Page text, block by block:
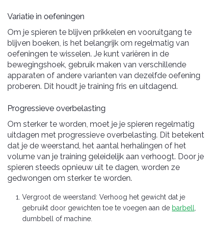
Variatie in oefeningen
Om je spieren te blijven prikkelen en vooruitgang te
blijven boeken, is het belangrijk om regelmatig van
oefeningen te wisselen. Je kunt variëren in de
bewegingshoek, gebruik maken van verschillende
apparaten of andere varianten van dezelfde oefening
proberen. Dit houdt je training fris en uitdagend.
Progressieve overbelasting
Om sterker te worden, moet je je spieren regelmatig
uitdagen met progressieve overbelasting. Dit betekent
dat je de weerstand, het aantal herhalingen of het
volume van je training geleidelijk aan verhoogt. Door je
spieren steeds opnieuw uit te dagen, worden ze
gedwongen om sterker te worden.
Vergroot de weerstand: Verhoog het gewicht dat je
gebruikt door gewichten toe te voegen aan de barbell
dumbbell of machine.